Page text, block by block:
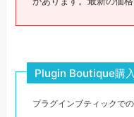
Plugin Boutique購
プラグインブティックで